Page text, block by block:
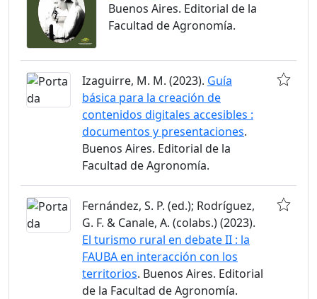
Buenos Aires. Editorial de la
Facultad de Agronomía.
Izaguirre, M. M. (2023). Guía
básica para la creación de
contenidos digitales accesibles :
documentos y presentaciones.
Buenos Aires. Editorial de la
Facultad de Agronomía.
Fernández, S. P. (ed.); Rodríguez,
G. F. & Canale, A. (colabs.) (2023).
El turismo rural en debate II : la
FAUBA en interacción con los
territorios. Buenos Aires. Editorial
de la Facultad de Agronomía.